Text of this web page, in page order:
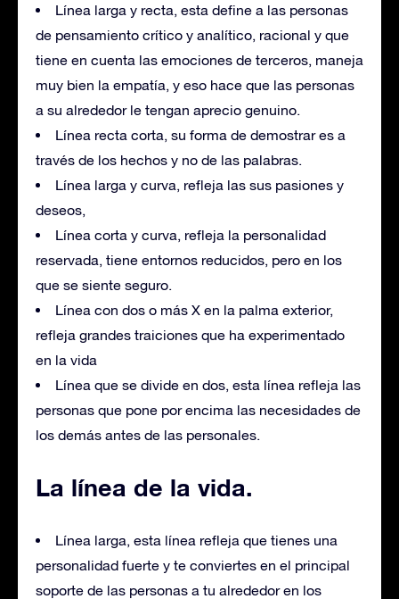
Línea larga y recta, esta define a las personas
de pensamiento crítico y analítico, racional y que
tiene en cuenta las emociones de terceros, maneja
muy bien la empatía, y eso hace que las personas
a su alrededor le tengan aprecio genuino.
Línea recta corta, su forma de demostrar es a
través de los hechos y no de las palabras.
Línea larga y curva, refleja las sus pasiones y
deseos,
Línea corta y curva, refleja la personalidad
reservada, tiene entornos reducidos, pero en los
que se siente seguro.
Línea con dos o más X en la palma exterior,
refleja grandes traiciones que ha experimentado
en la vida
Línea que se divide en dos, esta línea refleja las
personas que pone por encima las necesidades de
los demás antes de las personales.
La línea de la vida.
Línea larga, esta línea refleja que tienes una
personalidad fuerte y te conviertes en el principal
soporte de las personas a tu alrededor en los